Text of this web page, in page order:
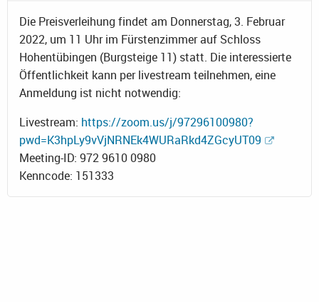
Die Preisverleihung findet am Donnerstag, 3. Februar
2022, um 11 Uhr im Fürstenzimmer auf Schloss
Hohentübingen (Burgsteige 11) statt. Die interessierte
Öffentlichkeit kann per livestream teilnehmen, eine
Anmeldung ist nicht notwendig:
Livestream: https://zoom.us/j/97296100980?
pwd=K3hpLy9vVjNRNEk4WURaRkd4ZGcyUT09
Meeting-ID: 972 9610 0980
Kenncode: 151333